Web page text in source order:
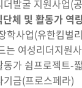
더발굴 지원사업(
체 및 활동가 역
학사업(유한킴벌
는 여성리더지원
동가 쉼프로젝트-
기금(프로스페라)